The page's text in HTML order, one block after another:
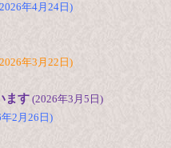
年4月24日)
年3月22日)
ます(2026年3月5日)
2月26日)